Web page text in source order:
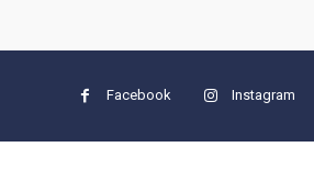
Facebook Instagram